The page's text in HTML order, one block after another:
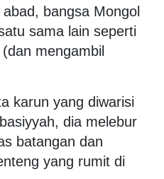
bangsa Mongol
sama lain seperti
mengambil
karun yang diwarisi
dia melebur
batangan dan
yang rumit di